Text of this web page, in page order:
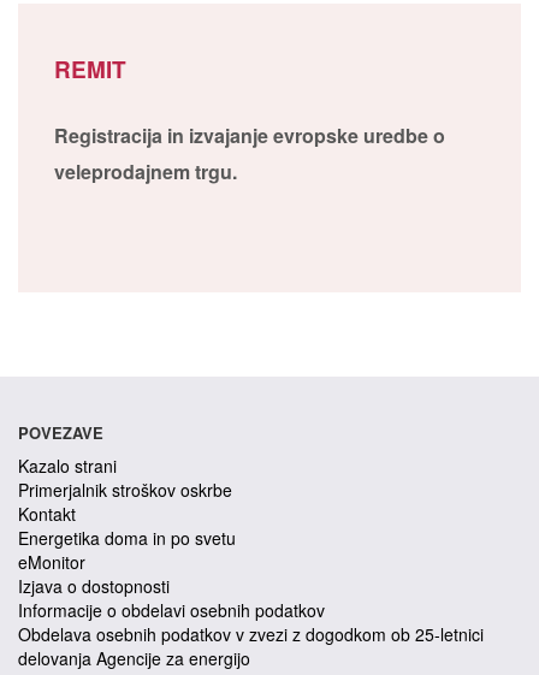
REMIT
Registracija in izvajanje evropske uredbe o
veleprodajnem trgu.
POVEZAVE
Kazalo strani
Primerjalnik stroškov oskrbe
Kontakt
Energetika doma in po svetu
eMonitor
Izjava o dostopnosti
Informacije o obdelavi osebnih podatkov
Obdelava osebnih podatkov v zvezi z dogodkom ob 25-letnici
delovanja Agencije za energijo